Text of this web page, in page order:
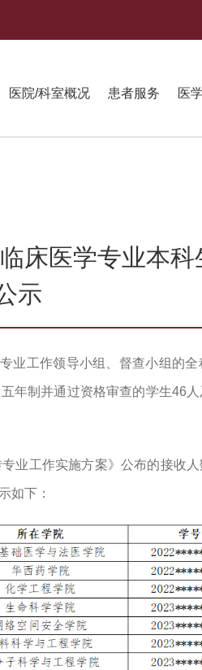
医院/科室概况 患者服务 医
床医学专业本科
示
业工作领导小组、督查小组的
年制并通过资格审查的学生46
业工作实施方案》公布的接收
如下：